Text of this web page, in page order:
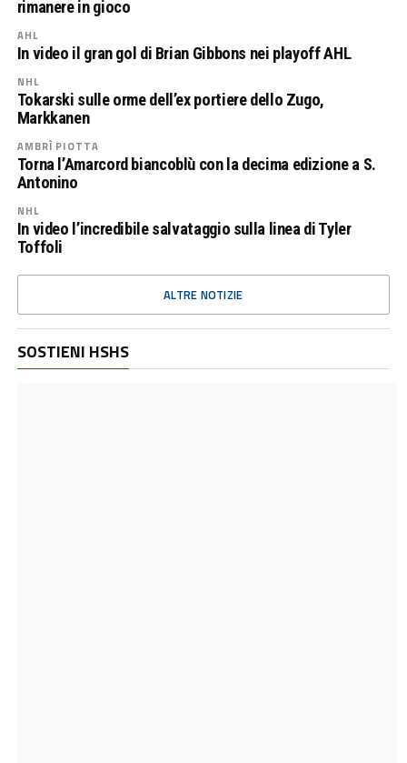
rimanere in gioco
AHL
In video il gran gol di Brian Gibbons nei playoff AHL
NHL
Tokarski sulle orme dell’ex portiere dello Zugo,
Markkanen
AMBRÌ PIOTTA
Torna l’Amarcord biancoblù con la decima edizione a S.
Antonino
NHL
In video l’incredibile salvataggio sulla linea di Tyler
Toffoli
ALTRE NOTIZIE
SOSTIENI HSHS